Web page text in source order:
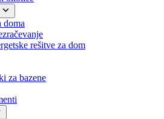
doma
rešitve za dom
za bazene